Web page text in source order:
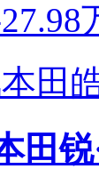
田
田